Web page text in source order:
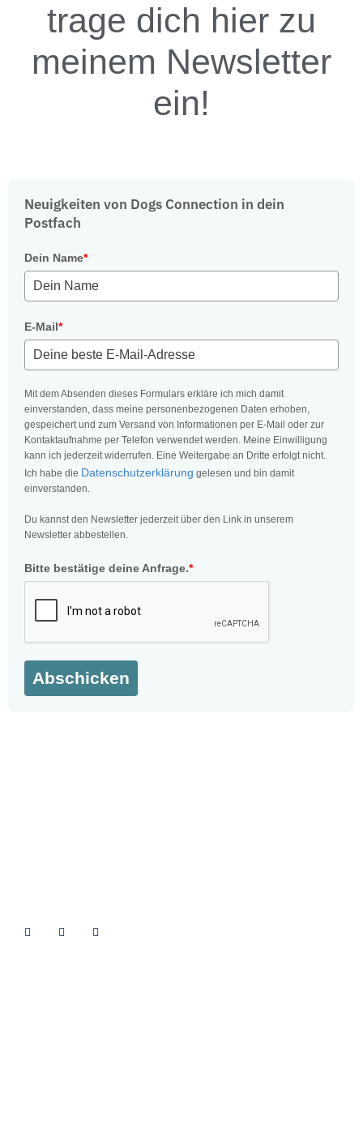
trage dich hier zu
meinem Newsletter
ein!
Neuigkeiten von Dogs Connection in dein
Postfach
Dein Name*
E-Mail*
Mit dem Absenden dieses Formulars erkläre ich mich damit
einverstanden, dass meine personenbezogenen Daten erhoben,
gespeichert und zum Versand von Informationen per E-Mail oder zur
Kontaktaufnahme per Telefon verwendet werden. Meine Einwilligung
kann ich jederzeit widerrufen. Eine Weitergabe an Dritte erfolgt nicht.
Ich habe die Datenschutzerklärung gelesen und bin damit
einverstanden.
Du kannst den Newsletter jederzeit über den Link in unserem
Newsletter abbestellen.
Bitte bestätige deine Anfrage.*
Abschicken